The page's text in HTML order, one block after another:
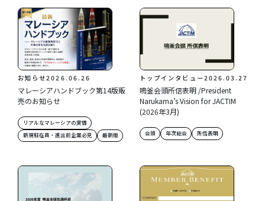
お知らせ2026.06.26
マレーシアハンドブック第14版販
売のお知らせ
リアルなマレーシアの実情
新規駐在員・進出前企業必見
最新版
トップインタビュー2026.03.27
鳴釜会頭所信表明 /President
Narukama’s Vision for JACTIM
(2026年3月)
会頭 年次総会 所信表明